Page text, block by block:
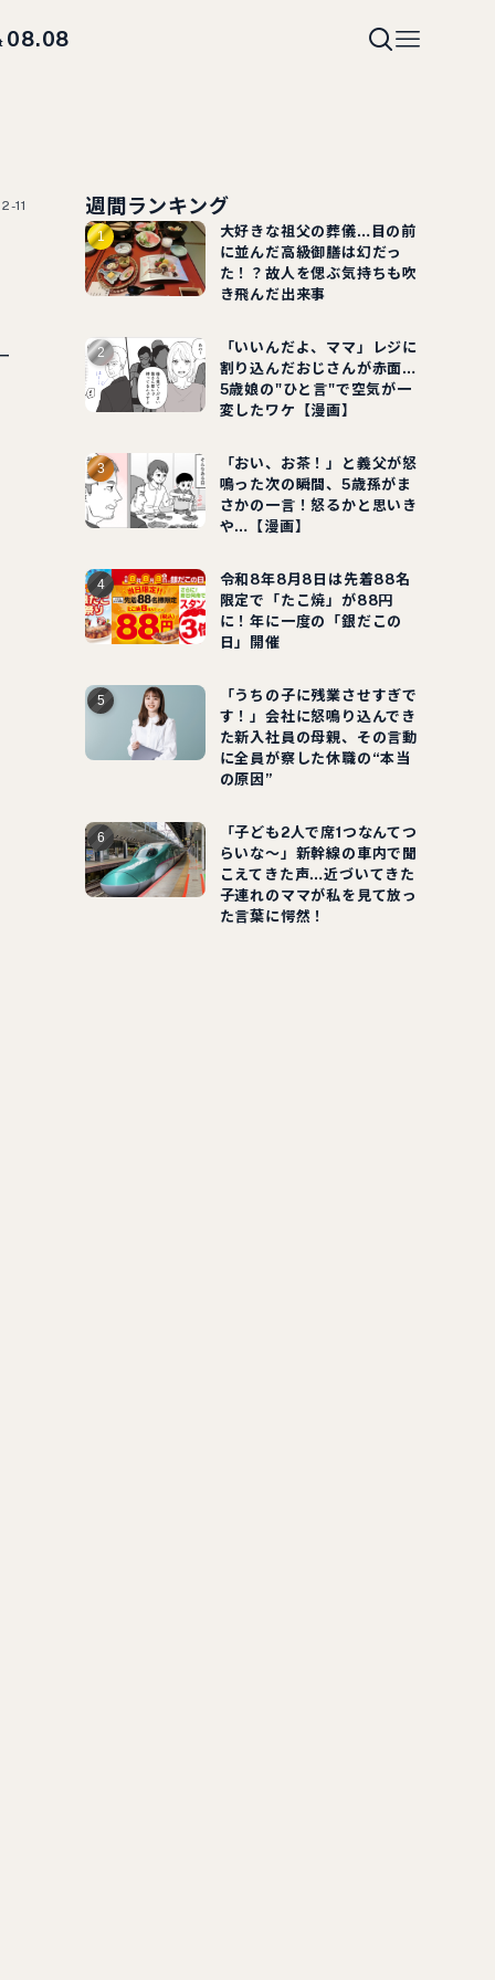
08.08
11 週間ランキング
大好きな祖父の葬儀…目の前
に並んだ高級御膳は幻だっ
た！？故人を偲ぶ気持ちも吹
き飛んだ出来事
「いいんだよ、ママ」レジに
割り込んだおじさんが赤面…
5歳娘の"ひと言"で空気が一
変したワケ【漫画】
「おい、お茶！」と義父が怒
鳴った次の瞬間、5歳孫がま
さかの一言！怒るかと思いき
や…【漫画】
令和8年8月8日は先着88名
限定で「たこ焼」が88円
に！年に一度の「銀だこの
日」開催
「うちの子に残業させすぎで
す！」会社に怒鳴り込んでき
た新入社員の母親、その言動
に全員が察した休職の“本当
の原因”
「子ども2人で席1つなんてつ
らいな～」新幹線の車内で聞
こえてきた声…近づいてきた
子連れのママが私を見て放っ
た言葉に愕然！